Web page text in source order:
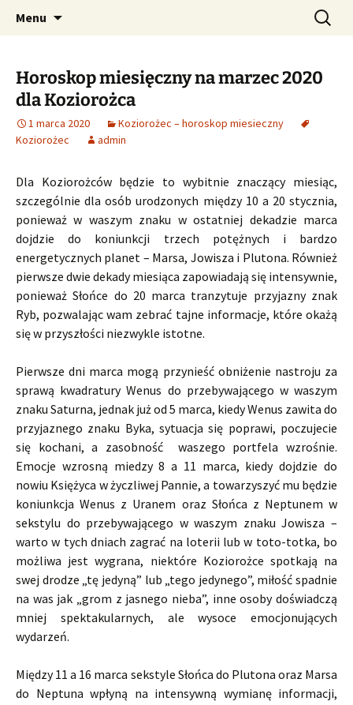
CzaroMarowy horoskop
dzienny, miesięczny i
tygodniowy
Profesjonalne przepowiednie astrologiczne
Menu Szukaj:
Horoskop miesięczny na marzec 2020
dla Koziorożca
1 marca 2020
Koziorożec – horoskop miesieczny
Koziorożec
admin
Dla Koziorożców będzie to wybitnie znaczący miesiąc,
szczególnie dla osób urodzonych między 10 a 20 stycznia,
ponieważ w waszym znaku w ostatniej dekadzie marca
dojdzie do koniunkcji trzech potężnych i bardzo
energetycznych planet – Marsa, Jowisza i Plutona. Również
pierwsze dwie dekady miesiąca zapowiadają się intensywnie,
ponieważ Słońce do 20 marca tranzytuje przyjazny znak
Ryb, pozwalając wam zebrać tajne informacje, które okażą
się w przyszłości niezwykle istotne.
Pierwsze dni marca mogą przynieść obniżenie nastroju za
sprawą kwadratury Wenus do przebywającego w waszym
znaku Saturna, jednak już od 5 marca, kiedy Wenus zawita do
przyjaznego znaku Byka, sytuacja się poprawi, poczujecie
się kochani, a zasobność waszego portfela wzrośnie.
Emocje wzrosną miedzy 8 a 11 marca, kiedy dojdzie do
nowiu Księżyca w życzliwej Pannie, a towarzyszyć mu będzie
koniunkcja Wenus z Uranem oraz Słońca z Neptunem w
sekstylu do przebywającego w waszym znaku Jowisza –
warto w tych dniach zagrać na loterii lub w toto-totka, bo
możliwa jest wygrana, niektóre Koziorożce spotkają na
swej drodze „tę jedyną” lub „tego jedynego”, miłość spadnie
na was jak „grom z jasnego nieba”, inne osoby doświadczą
mniej spektakularnych, ale wysoce emocjonujących
wydarzeń.
Między 11 a 16 marca sekstyle Słońca do Plutona oraz Marsa
do Neptuna wpłyną na intensywną wymianę informacji,